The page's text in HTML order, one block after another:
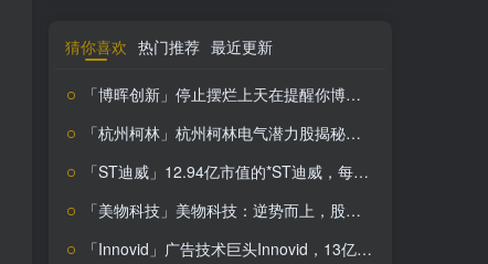
猜你喜欢 热门推荐 最近更新
「博晖创新」停止摆烂上天在提醒你博晖创新搞钱必看
「杭州柯林」杭州柯林电气潜力股揭秘：技术创新引领电力物联网未来
「ST迪威」12.94亿市值的*ST迪威，每股收益-0.37
「美物科技」美物科技：逆势而上，股价上涨9.86%，投资价值解析
「Innovid」广告技术巨头Innovid，13亿美元估值背后的增长密码